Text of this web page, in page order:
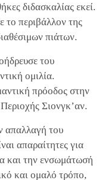
διδασκαλίας εκεί.
το περιβάλλον της
πιάτων.
του
ομιλία.
πρόοδος στην
Σιονγκ’αν.
απαλλαγή του
απαραίτητες για
και την ενσωμάτωσή
και ομαλό τρόπο,